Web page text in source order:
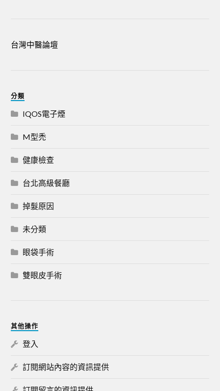
台灣中醫論壇
分類
IQOS電子煙
M型禿
健康檢查
台北高級餐廳
掉髮原因
未分類
眼袋手術
雙眼皮手術
其他操作
登入
訂閱網站內容的資訊提供